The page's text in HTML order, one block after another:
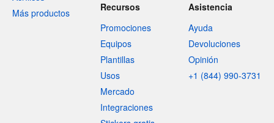
Más productos
Recursos
Promociones
Equipos
Plantillas
Usos
Mercado
Integraciones
Asistencia
Ayuda
Devoluciones
Opinión
+1 (844) 990-3731